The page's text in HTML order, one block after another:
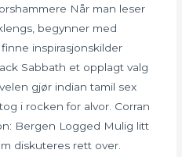
Når man leser
begynner med
inspirasjonskilder
Sabbath et opplagt valg
gjør indian tamil sex
i rocken for alvor. Corran
Bergen Logged Mulig litt
diskuteres rett over.